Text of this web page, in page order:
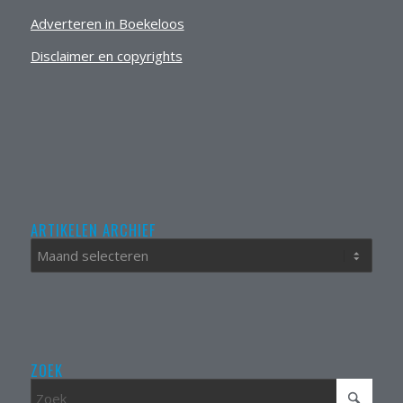
Adverteren in Boekeloos
Disclaimer en copyrights
ARTIKELEN ARCHIEF
ZOEK